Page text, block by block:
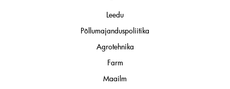
Leedu
Põllumajanduspoliitika
Agrotehnika
Farm
Maailm